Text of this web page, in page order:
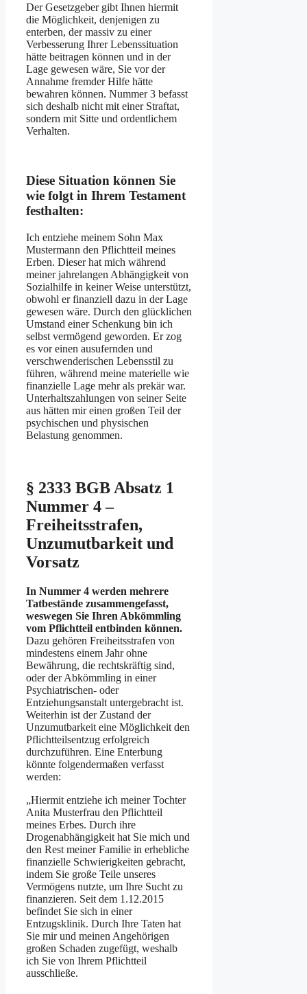
Der Gesetzgeber gibt Ihnen hiermit
die Möglichkeit, denjenigen zu
enterben, der massiv zu einer
Verbesserung Ihrer Lebenssituation
hätte beitragen können und in der
Lage gewesen wäre, Sie vor der
Annahme fremder Hilfe hätte
bewahren können. Nummer 3 befasst
sich deshalb nicht mit einer Straftat,
sondern mit Sitte und ordentlichem
Verhalten.
Diese Situation können Sie
wie folgt in Ihrem Testament
festhalten:
Ich entziehe meinem Sohn Max
Mustermann den Pflichtteil meines
Erben. Dieser hat mich während
meiner jahrelangen Abhängigkeit von
Sozialhilfe in keiner Weise unterstützt,
obwohl er finanziell dazu in der Lage
gewesen wäre. Durch den glücklichen
Umstand einer Schenkung bin ich
selbst vermögend geworden. Er zog
es vor einen ausufernden und
verschwenderischen Lebensstil zu
führen, während meine materielle wie
finanzielle Lage mehr als prekär war.
Unterhaltszahlungen von seiner Seite
aus hätten mir einen großen Teil der
psychischen und physischen
Belastung genommen.
§ 2333 BGB Absatz 1
Nummer 4 –
Freiheitsstrafen,
Unzumutbarkeit und
Vorsatz
In Nummer 4 werden mehrere
Tatbestände zusammengefasst,
weswegen Sie Ihren Abkömmling
vom Pflichtteil entbinden können.
Dazu gehören Freiheitsstrafen von
mindestens einem Jahr ohne
Bewährung, die rechtskräftig sind,
oder der Abkömmling in einer
Psychiatrischen- oder
Entziehungsanstalt untergebracht ist.
Weiterhin ist der Zustand der
Unzumutbarkeit eine Möglichkeit den
Pflichtteilsentzug erfolgreich
durchzuführen. Eine Enterbung
könnte folgendermaßen verfasst
werden:
„Hiermit entziehe ich meiner Tochter
Anita Musterfrau den Pflichtteil
meines Erbes. Durch ihre
Drogenabhängigkeit hat Sie mich und
den Rest meiner Familie in erhebliche
finanzielle Schwierigkeiten gebracht,
indem Sie große Teile unseres
Vermögens nutzte, um Ihre Sucht zu
finanzieren. Seit dem 1.12.2015
befindet Sie sich in einer
Entzugsklinik. Durch Ihre Taten hat
Sie mir und meinen Angehörigen
großen Schaden zugefügt, weshalb
ich Sie von Ihrem Pflichtteil
ausschließe.